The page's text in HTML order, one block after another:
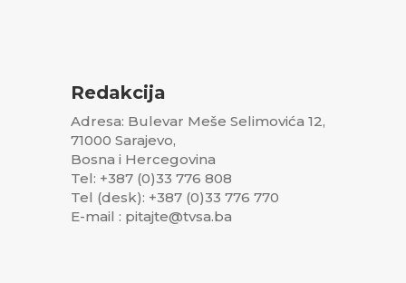
Redakcija
Adresa: Bulevar Meše Selimovića 12,
71000 Sarajevo,
Bosna i Hercegovina
Tel: +387 (0)33 776 808
Tel (desk): +387 (0)33 776 770
E-mail : pitajte@tvsa.ba